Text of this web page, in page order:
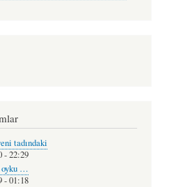
tadındaki
- 22:29
oyku …
- 01:18